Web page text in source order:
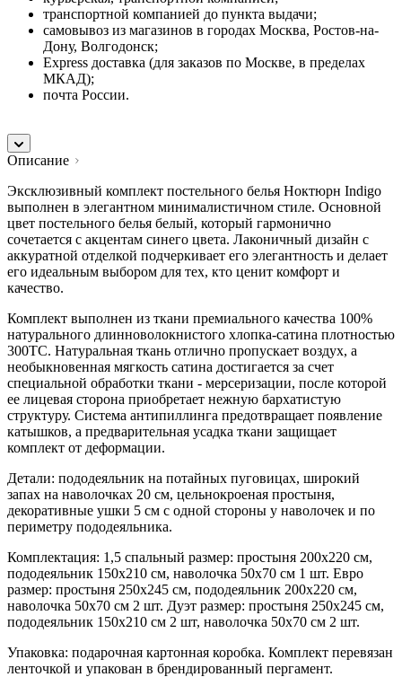
транспортной компанией до пункта выдачи;
самовывоз из магазинов в городах Москва, Ростов-на-
Дону, Волгодонск;
Express доставка (для заказов по Москве, в пределах
МКАД);
почта России.
Описание
Эксклюзивный комплект постельного белья Ноктюрн Indigo
выполнен в элегантном минималистичном стиле. Основной
цвет постельного белья белый, который гармонично
сочетается с акцентам синего цвета. Лаконичный дизайн с
аккуратной отделкой подчеркивает его элегантность и делает
его идеальным выбором для тех, кто ценит комфорт и
качество.
Комплект выполнен из ткани премиального качества 100%
натурального длинноволокнистого хлопка-сатина плотностью
300ТС. Натуральная ткань отлично пропускает воздух, а
необыкновенная мягкость сатина достигается за счет
специальной обработки ткани - мерсеризации, после которой
ее лицевая сторона приобретает нежную бархатистую
структуру. Система антипиллинга предотвращает появление
катышков, а предварительная усадка ткани защищает
комплект от деформации.
Детали: пододеяльник на потайных пуговицах, широкий
запах на наволочках 20 см, цельнокроеная простыня,
декоративные ушки 5 см с одной стороны у наволочек и по
периметру пододеяльника.
Комплектация: 1,5 спальный размер: простыня 200х220 см,
пододеяльник 150х210 см, наволочка 50х70 см 1 шт. Евро
размер: простыня 250х245 см, пододеяльник 200х220 см,
наволочка 50х70 см 2 шт. Дуэт размер: простыня 250х245 см,
пододеяльник 150х210 см 2 шт, наволочка 50х70 см 2 шт.
Упаковка: подарочная картонная коробка. Комплект перевязан
ленточкой и упакован в брендированный пергамент.